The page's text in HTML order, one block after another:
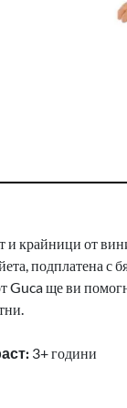
и крайници от
подплатена с
ще ви
3+ години